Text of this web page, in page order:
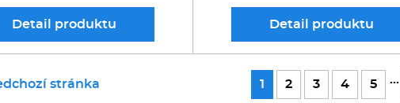
Detail produktu Detail produktu
stránka 1 2 3 4 5 ...